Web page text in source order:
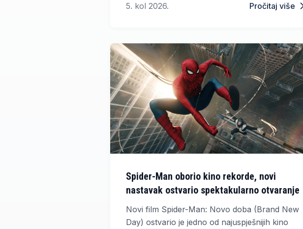
prepoznatljivi crveni plakati koji najavljuju
5. kol 2026. Pročitaj više
Spider-Man oborio kino rekorde, novi
nastavak ostvario spektakularno otvaranje
Novi film Spider-Man: Novo doba (Brand New
Day) ostvario je jedno od najuspješnijih kino